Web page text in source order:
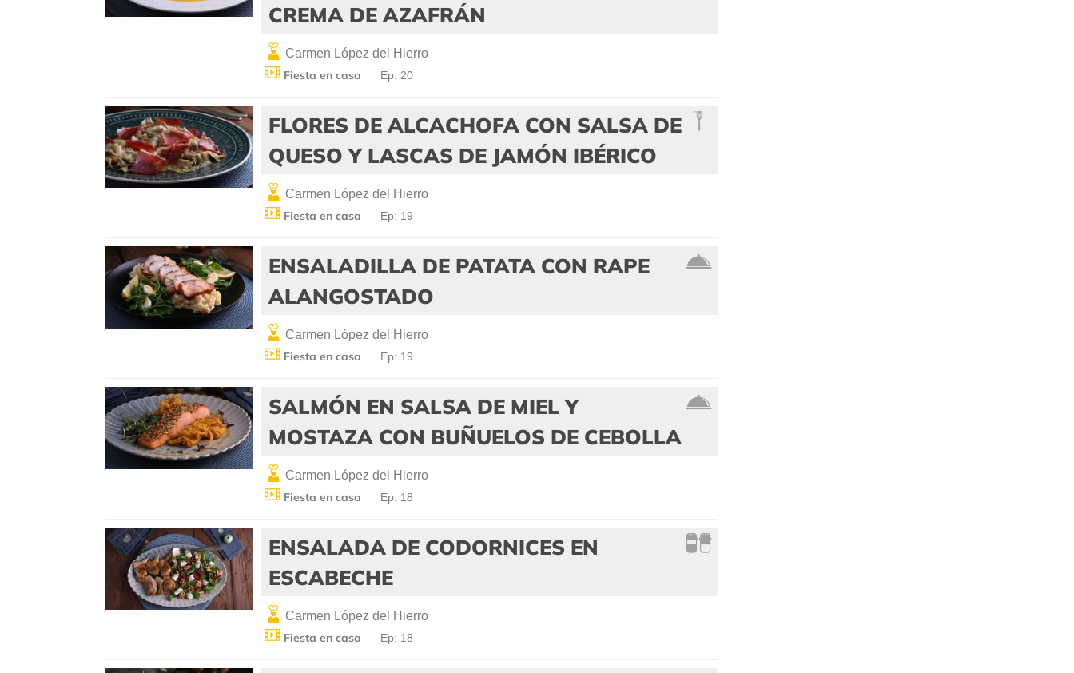
CREMA DE AZAFRÁN
Carmen López del Hierro
Fiesta en casa Ep: 20
FLORES DE ALCACHOFA CON SALSA DE
QUESO Y LASCAS DE JAMÓN IBÉRICO
Carmen López del Hierro
Fiesta en casa Ep: 19
ENSALADILLA DE PATATA CON RAPE
ALANGOSTADO
Carmen López del Hierro
Fiesta en casa Ep: 19
SALMÓN EN SALSA DE MIEL Y
MOSTAZA CON BUÑUELOS DE CEBOLLA
Carmen López del Hierro
Fiesta en casa Ep: 18
ENSALADA DE CODORNICES EN
ESCABECHE
Carmen López del Hierro
Fiesta en casa Ep: 18